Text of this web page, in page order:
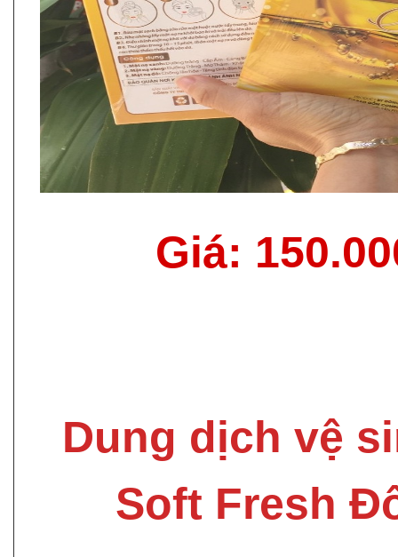
Giá:
Dung dịch vệ
Soft Fresh